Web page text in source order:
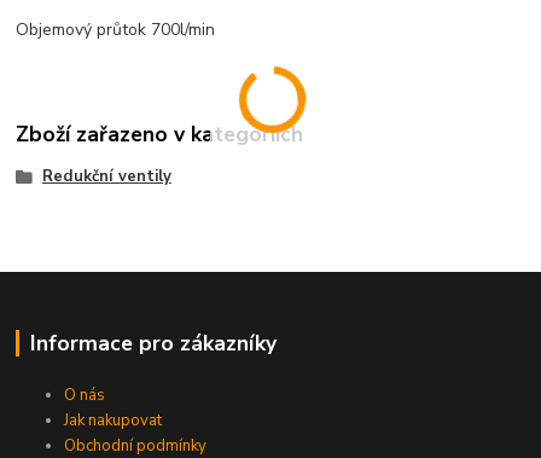
Objemový průtok 700l/min
Zboží zařazeno v kategoriích
Redukční ventily
Informace pro zákazníky
O nás
Jak nakupovat
Obchodní podmínky